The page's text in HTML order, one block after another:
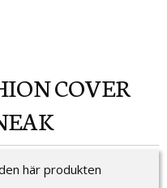
här produkten